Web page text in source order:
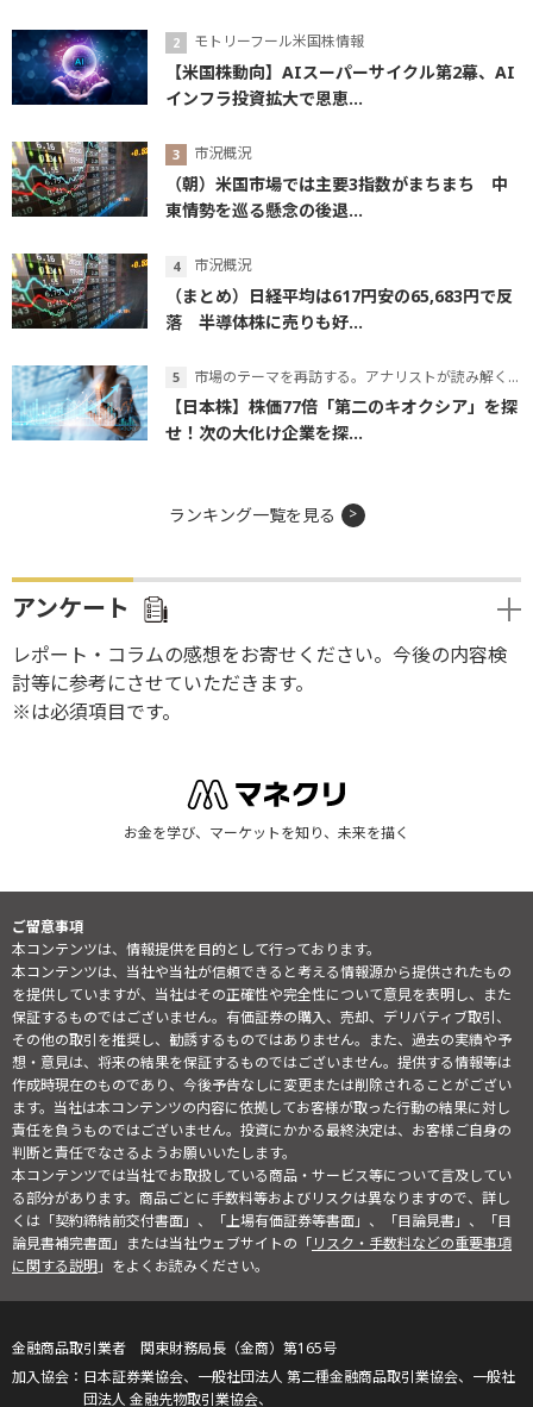
モトリーフール米国株情報
【米国株動向】AIスーパーサイクル第2幕、AI
インフラ投資拡大で恩恵...
市況概況
（朝）米国市場では主要3指数がまちまち 中
東情勢を巡る懸念の後退...
市況概況
（まとめ）日経平均は617円安の65,683円で反
落 半導体株に売りも好...
市場のテーマを再訪する。アナリストが読み解くテーマの本質
【日本株】株価77倍「第二のキオクシア」を探
せ！次の大化け企業を探...
ランキング一覧を見る
アンケート
レポート・コラムの感想をお寄せください。今後の内容検
討等に参考にさせていただきます。
※は必須項目です。
お金を学び、マーケットを知り、未来を描く
ご留意事項
本コンテンツは、情報提供を目的として行っております。
本コンテンツは、当社や当社が信頼できると考える情報源から提供されたもの
を提供していますが、当社はその正確性や完全性について意見を表明し、また
保証するものではございません。有価証券の購入、売却、デリバティブ取引、
その他の取引を推奨し、勧誘するものではありません。また、過去の実績や予
想・意見は、将来の結果を保証するものではございません。提供する情報等は
作成時現在のものであり、今後予告なしに変更または削除されることがござい
ます。当社は本コンテンツの内容に依拠してお客様が取った行動の結果に対し
責任を負うものではございません。投資にかかる最終決定は、お客様ご自身の
判断と責任でなさるようお願いいたします。
本コンテンツでは当社でお取扱している商品・サービス等について言及してい
る部分があります。商品ごとに手数料等およびリスクは異なりますので、詳し
くは「契約締結前交付書面」、「上場有価証券等書面」、「目論見書」、「目
論見書補完書面」または当社ウェブサイトの「リスク・手数料などの重要事項
に関する説明」をよくお読みください。
金融商品取引業者 関東財務局長（金商）第165号
日本証券業協会、一般社団法人 第二種金融商品取引業協会、一般社
団法人 金融先物取引業協会、